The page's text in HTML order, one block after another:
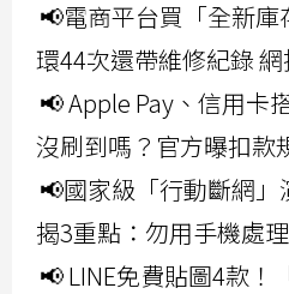
📢電商平台買「全新
環44次還帶維修紀錄
📢 Apple Pay、信用卡
沒刷到嗎？官方曝扣款
📢國家級「行動斷網」
揭3重點：勿用手機處
📢 LINE免費貼圖4款！